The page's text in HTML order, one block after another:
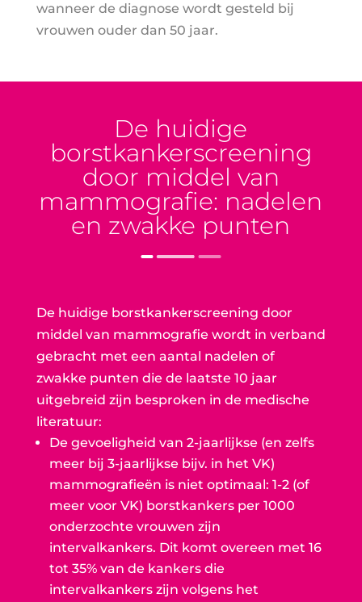
wanneer de diagnose wordt gesteld bij
vrouwen ouder dan 50 jaar.
De huidige
borstkankerscreening
door middel van
mammografie: nadelen
en zwakke punten
De huidige borstkankerscreening door
middel van mammografie wordt in verband
gebracht met een aantal nadelen of
zwakke punten die de laatste 10 jaar
uitgebreid zijn besproken in de medische
literatuur:
De gevoeligheid van 2-jaarlijkse (en zelfs
meer bij 3-jaarlijkse bijv. in het VK)
mammografieën is niet optimaal: 1-2 (of
meer voor VK) borstkankers per 1000
onderzochte vrouwen zijn
intervalkankers. Dit komt overeen met 16
tot 35% van de kankers die
intervalkankers zijn volgens het